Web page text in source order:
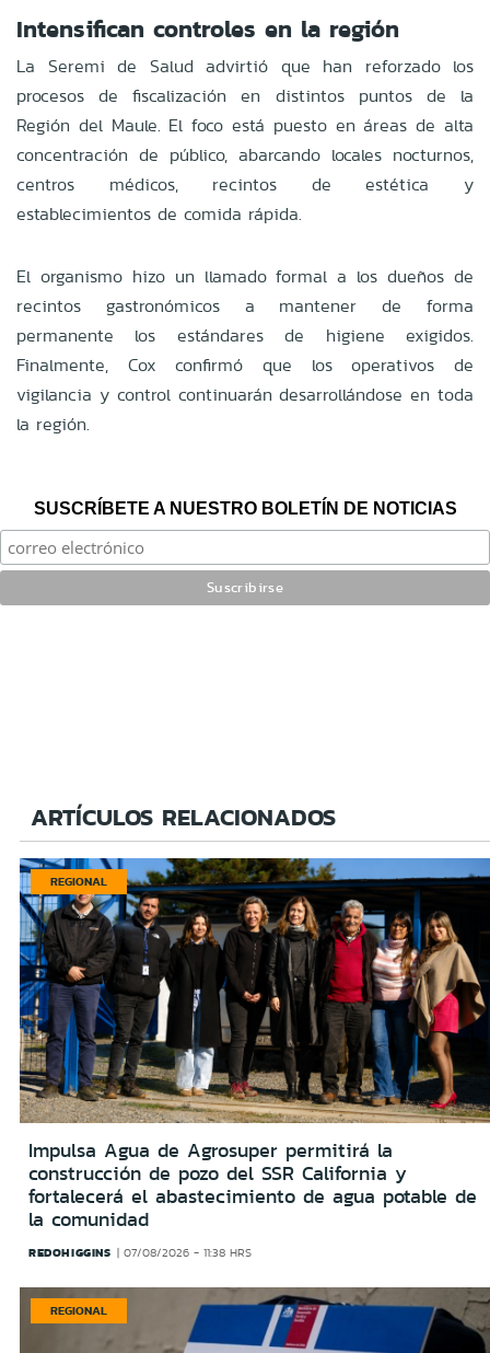
Intensifican controles en la región
La Seremi de Salud advirtió que han reforzado los
procesos de fiscalización en distintos puntos de la
Región del Maule. El foco está puesto en áreas de alta
concentración de público, abarcando locales nocturnos,
centros médicos, recintos de estética y
establecimientos de comida rápida.
El organismo hizo un llamado formal a los dueños de
recintos gastronómicos a mantener de forma
permanente los estándares de higiene exigidos.
Finalmente, Cox confirmó que los operativos de
vigilancia y control continuarán desarrollándose en toda
la región.
SUSCRÍBETE A NUESTRO BOLETÍN DE NOTICIAS
ARTÍCULOS RELACIONADOS
REGIONAL
Impulsa Agua de Agrosuper permitirá la
construcción de pozo del SSR California y
fortalecerá el abastecimiento de agua potable de
la comunidad
REDOHIGGINS 07/08/2026 - 11:38 HRS
REGIONAL